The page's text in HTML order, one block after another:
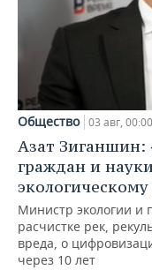
Общество 03 авг, 00:00
Азат Зиганшин:
граждан и
экологическому
Министр экологии и
расчистке рек,
вреда, о
через 10 лет